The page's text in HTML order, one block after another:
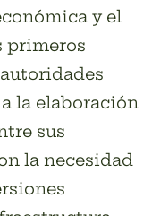
y el
primeros
la elaboración
sus
la necesidad